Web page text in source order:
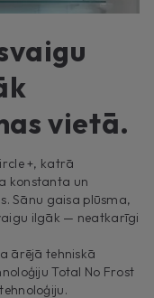
vietā.
+, katrā
konstanta un
Sānu gaisa plūsma,
ilgāk — neatkarīgi
ārējā tehniskā
Total No Frost